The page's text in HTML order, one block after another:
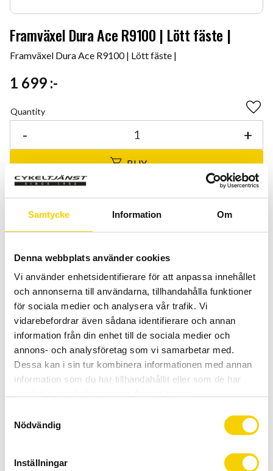
Samtycke Information Om
Denna webbplats använder cookies
Vi använder enhetsidentifierare för att anpassa innehållet
och annonserna till användarna, tillhandahålla funktioner
för sociala medier och analysera vår trafik. Vi
vidarebefordrar även sådana identifierare och annan
information från din enhet till de sociala medier och
annons- och analysföretag som vi samarbetar med.
Dessa kan i sin tur kombinera informationen med annan
information som du har tillhandahållit eller som de har
Nödvändig
Inställningar
Framväxel Dura Ace R9100 | Lött fäste |
Framväxel Dura Ace R9100 | Lött fäste |
1 699 :-
Quantity
+
-
BUY
Add
Article SKU
IFDR9100F
Manufacturer
Shimano
Shimano nöjer sig inte med att redan ha designat den bästa
framväxeln utan med nya Dura-Ace R9100
tar man flera steg till mot den optimala framväxeln. Genom
som behövs för att flytta kedjan mellan dreven.
och mer naturlig, snabbare och kräver mindre kraft.